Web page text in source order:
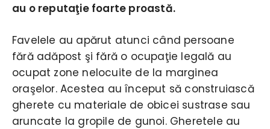
au o reputaţie foarte proastă.
Favelele au apărut atunci când persoane
fără adăpost şi fără o ocupaţie legală au
ocupat zone nelocuite de la marginea
oraşelor. Acestea au început să construiască
gherete cu materiale de obicei sustrase sau
aruncate la gropile de gunoi. Gheretele au